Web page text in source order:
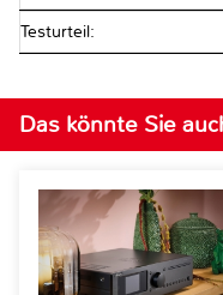
Testurteil:
Das könnte Sie